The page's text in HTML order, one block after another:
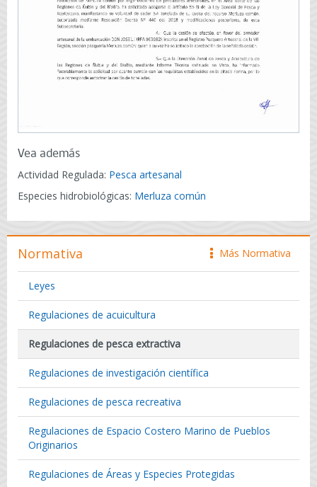
Vea además
Actividad Regulada: Pesca artesanal
Especies hidrobiológicas: Merluza común
icono
Más Normativa
Normativa
Leyes
Regulaciones de acuicultura
Regulaciones de pesca extractiva
Regulaciones de investigación científica
Regulaciones de pesca recreativa
Regulaciones de Espacio Costero Marino de Pueblos
Originarios
Regulaciones de Áreas y Especies Protegidas